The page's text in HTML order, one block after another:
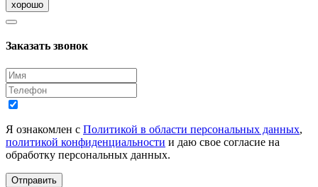
хорошо
Заказать звонок
Я ознакомлен с Политикой в области персональных данных,
политикой конфиденциальности и даю свое согласие на
обработку персональных данных.
Отправить